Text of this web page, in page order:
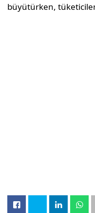
büyütürken,